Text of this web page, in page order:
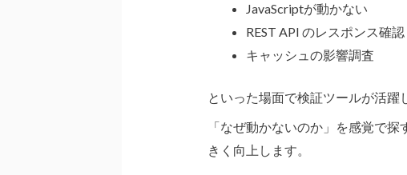
JavaScriptが動かない
REST API のレスポンス確認
キャッシュの影響調査
といった場面で検証ツールが活躍
「なぜ動かないのか」を感覚で
きく向上します。